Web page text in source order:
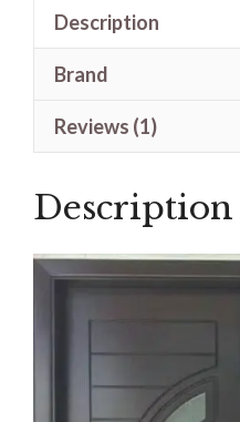
Doff
Kaca
Description
Brand
Reviews (1)
Description